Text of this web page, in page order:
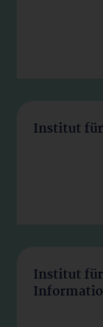
Institut
Institut